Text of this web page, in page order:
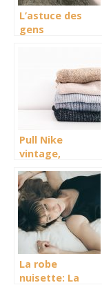
L’astuce des
gens
son pull
cachemire ?
Pull Nike
vintage,
trouver une
pépite ?
La robe
nuisette: La